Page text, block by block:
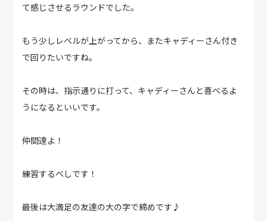
て感じさせるラウンドでした。
もう少しレベルが上がってから、またキャディーさん付き
で回りたいですね。
その時は、指示通りに打って、キャディーさんと喜べるよ
うになるといいです。
仲間達よ！
練習するべしです！
最後は大満足の友達の大の字で締めです♪